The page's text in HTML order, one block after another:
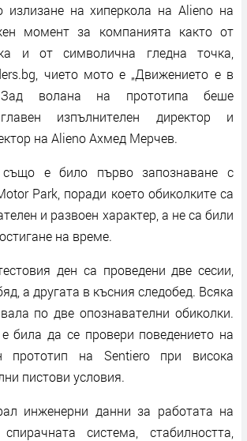
излизане на хиперкола на Alieno на
момент за компанията както от
и от символична гледна точка,
чието мото е „Движението е в
волана на прототипа беше
изпълнителен директор и
на Alieno Ахмед Мерчев.
е било първо запознаване с
Park, поради което обиколките са
и развоен характер, а не са били
на време.
ден са проведени две сесии,
а другата в късния следобед. Всяка
по две опознавателни обиколки.
била да се провери поведението на
прототип на Sentiero при висока
пистови условия.
инженерни данни за работата на
система, стабилността,